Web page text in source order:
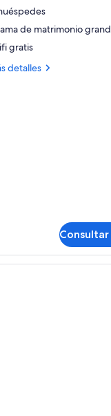
de matrimonio
gratis
detalles